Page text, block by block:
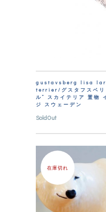
gustavsberg lisa
terrier/グスタフスベリ
ル” スカイテリア 置物
ジ スウェーデン
SoldOut
在庫切れ